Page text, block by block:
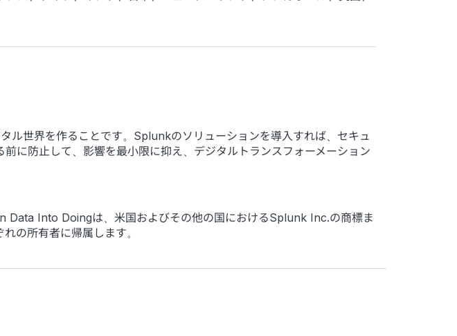
世界を作ることです。Splunkのソリューションを導入すれば、セキュ
に防止して、影響を最小限に抑え、デジタルトランスフォーメーション
Into Doingは、米国およびその他の国におけるSplunk Inc.の商標ま
の所有者に帰属します。